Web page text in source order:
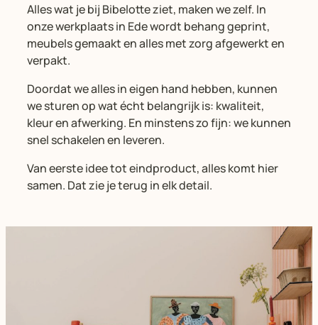
Alles wat je bij Bibelotte ziet, maken we zelf. In
onze werkplaats in Ede wordt behang geprint,
meubels gemaakt en alles met zorg afgewerkt en
verpakt.
Doordat we alles in eigen hand hebben, kunnen
we sturen op wat écht belangrijk is: kwaliteit,
kleur en afwerking. En minstens zo fijn: we kunnen
snel schakelen en leveren.
Van eerste idee tot eindproduct, alles komt hier
samen. Dat zie je terug in elk detail.